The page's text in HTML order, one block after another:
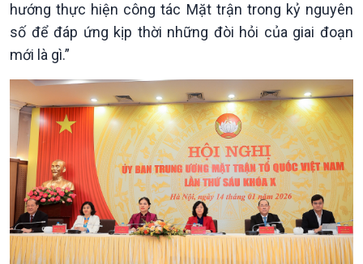
Kinh tế
Tin Kinh tế
Trước giờ mở cửa
Dòng chảy Kinh tế
Sức sống hàng Việt
Khởi nghiệp
Tuyên chiến với gian lận
thương mại
Nông nghiệp & Biển đảo
Tin Nông nghiệp & Biển
Mùa vàng
Biển đảo Việt Nam
Tâm tình biên giới và hải
đảo
Tìm hiểu biển, đảo Việt
Nam
hướng thực hiện công tác Mặt trận trong kỷ nguyên
số để đáp ứng kịp thời những đòi hỏi của giai đoạn
mới là gì.”